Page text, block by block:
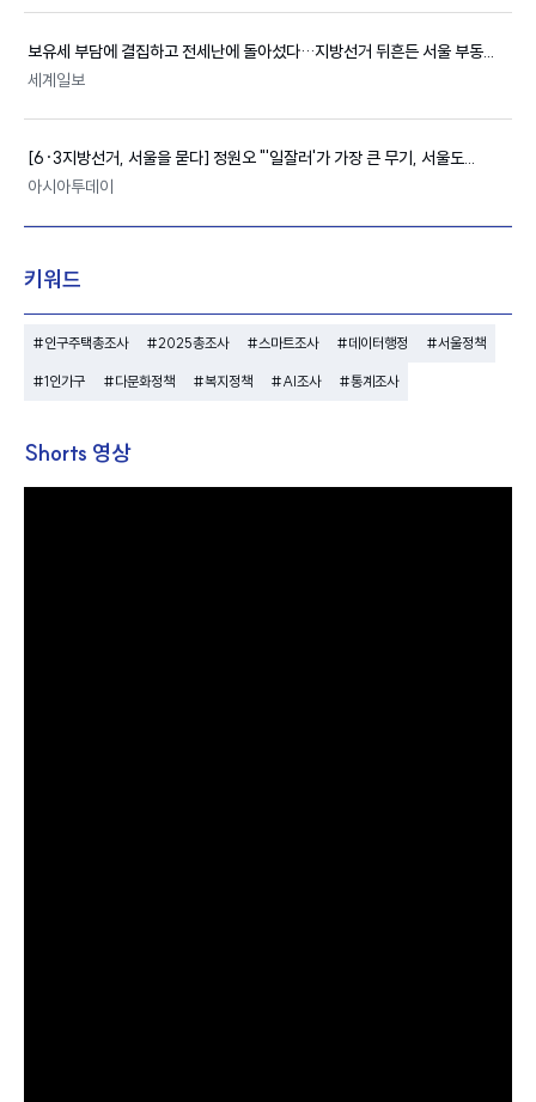
보유세 부담에 결집하고 전세난에 돌아섰다…지방선거 뒤흔든 서울 부동...
세계일보
[6·3지방선거, 서울을 묻다] 정원오 "'일잘러'가 가장 큰 무기, 서울도...
아시아투데이
키워드
#인구주택총조사 #2025총조사 #스마트조사 #데이터행정 #서울정책
#1인가구 #다문화정책 #복지정책 #AI조사 #통계조사
Shorts 영상